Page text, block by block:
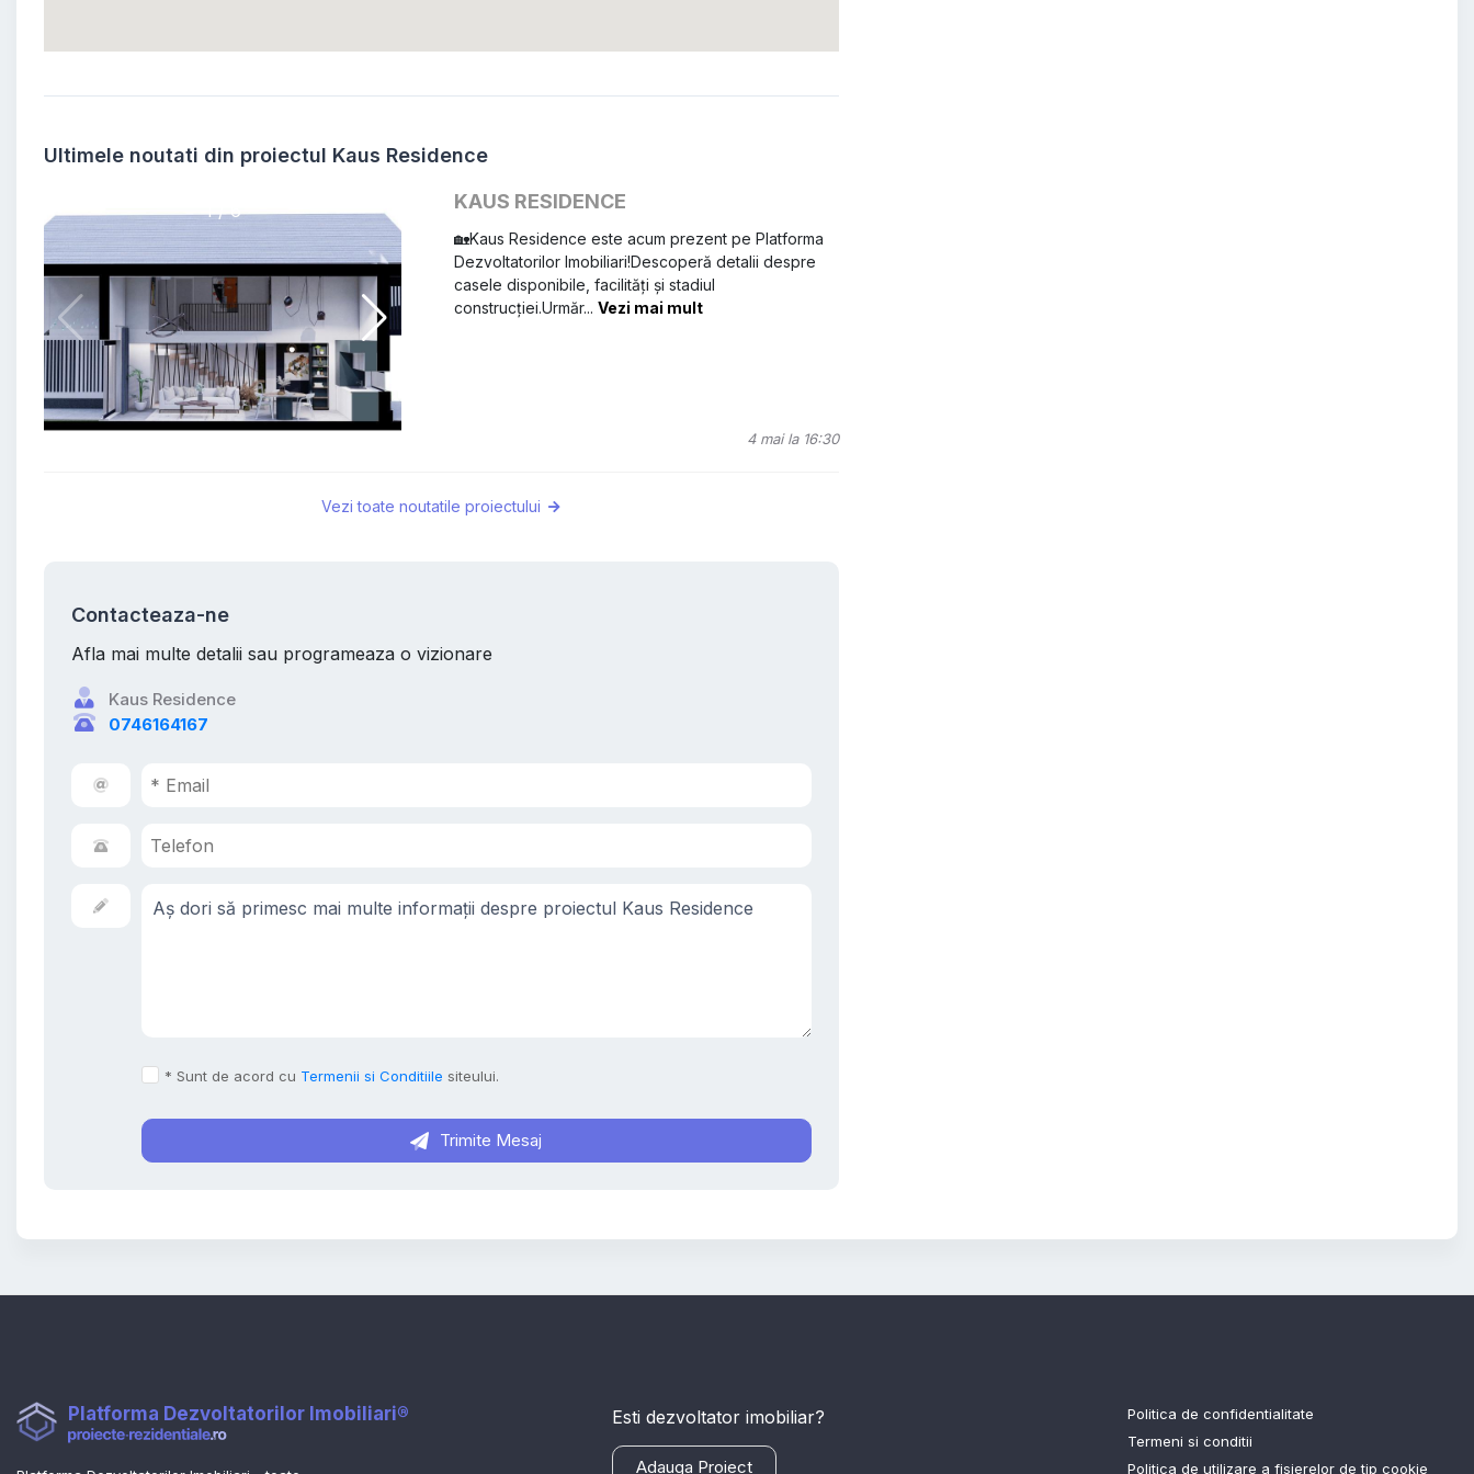
Se accepta credit
Ultimele noutati din proiectul Kaus Residence
1 / 6 KAUS RESIDENCE
🏡 Kaus Residence este acum prezent pe Platforma
Dezvoltatorilor Imobiliari!Descoperă detalii despre
casele disponibile, facilități și stadiul
construcției.Urmăr...Vezi mai mult
4 mai la 16:30
Vezi toate noutatile proiectului
Contacteaza-ne
Afla mai multe detalii sau programeaza o vizionare
Kaus Residence
0746164167
* Sunt de acord cu Termenii si Conditiile siteului.
Trimite Mesaj
Platforma Dezvoltatorilor Imobiliari® Esti dezvoltator imobiliar?
Adauga Proiect
Politica de confidentialitate
Termeni si conditii
Politica de utilizare a fisierelor de tip cookie